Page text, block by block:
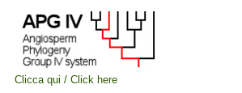
Clicca qui / Click here